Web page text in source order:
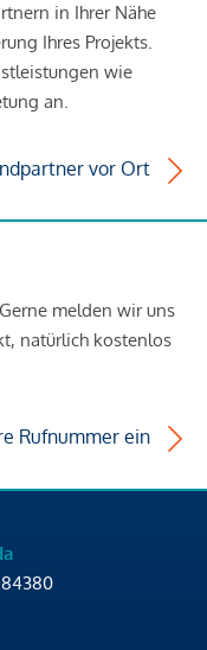
in Ihrer Nähe
Ihres Projekts.
wie
an.
vor Ort
melden wir uns
natürlich kostenlos
Rufnummer ein